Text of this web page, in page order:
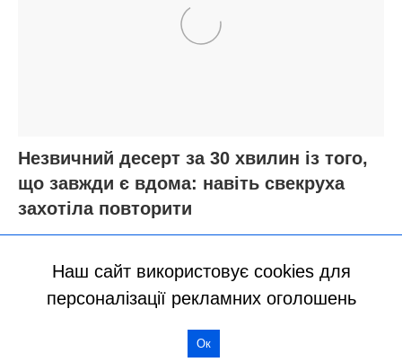
Наш сайт використовує cookies для
персоналізації рекламних оголошень
Ок